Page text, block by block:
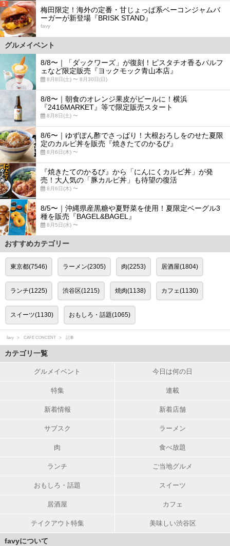
5
梅田限定！海外の定番・甘じょっぱ系ベーコンジャムバ
ーガーが新登場『BRISK STAND』
favy
グルメイベント
8/8〜｜「ダックワーズ」が復刻！ピスタチオ香るパルフ
ェなど限定販売『ヨックモック青山本店』
8月8日(土) 〜 8月30日(日)
8/8〜｜朝食のオレンジ果皮がビールに！横浜
『2416MARKET』等で限定販売スタート
8月8日(土) 〜
8/6〜｜ゆずぽん酢でさっぱり！大根おろしをのせた夏限
定のカルビ丼を販売『焼きたてのかるび』
8月6日(木) 〜
『焼きたてのかるび』から「にんにくカルビ丼」が発
売！大人気の「豚カルビ丼」も待望の復活
8月6日(木) 〜
8/5〜｜沖縄県産黒糖や夏野菜を使用！夏限定ベーグル3
種を販売『BAGEL&BAGEL』
8月5日(水) 〜
おすすめカテゴリー
東京都(7546) ラーメン(2305) 肉(2253) 居酒屋(1804)
ランチ(1225) 渋谷区(1215) 焼肉(1138) カフェ(1130)
スイーツ(1130) おもしろ・話題(1065)
favy CAFE CONCENT 記事
カテゴリ一覧
グルメイベント 今日は何の日
特集 連載
新着情報 新着店舗
サブスク ラーメン
肉 食べ放題
ランチ ご当地グルメ
おもしろ・話題 スイーツ
居酒屋 カフェ
テイクアウト特集 美味しい渋谷区
favyについて